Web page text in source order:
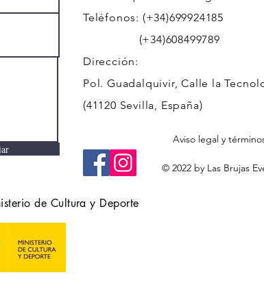
Teléfonos: (+34)699924185
(+34)608499789
Dirección:
Pol. Guadalquivir, Calle la
(41120 Sevilla, España)
Aviso legal y
© 2022 by Las Brujas
de Cultura y Deporte